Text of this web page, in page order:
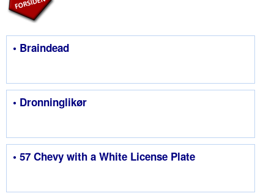
• Braindead
• Dronninglikør
• 57 Chevy with a White License Plate